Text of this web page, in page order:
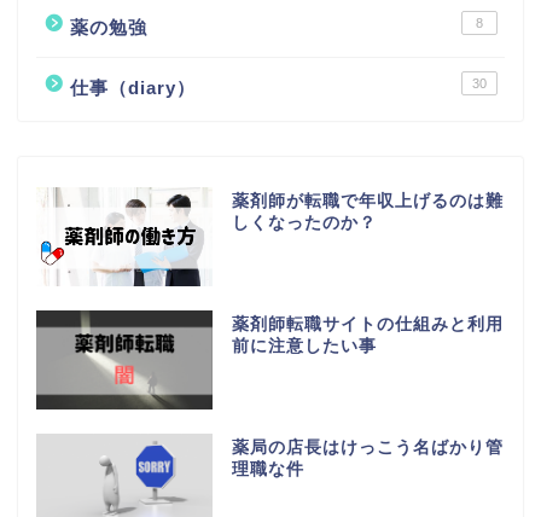
薬の勉強 8
仕事（diary） 30
薬剤師が転職で年収上げるのは難
しくなったのか？
薬剤師転職サイトの仕組みと利用
前に注意したい事
薬局の店長はけっこう名ばかり管
理職な件